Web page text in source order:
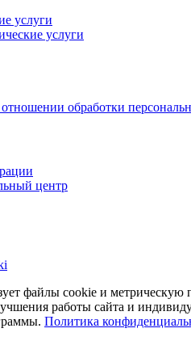
услуги
услуги
обработки
центр
файлы cookie и
работы сайта и
Политика